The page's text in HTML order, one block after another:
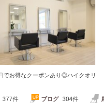
でお得なクーポンあり◎ハイクオリ
377件 ブログ 304件